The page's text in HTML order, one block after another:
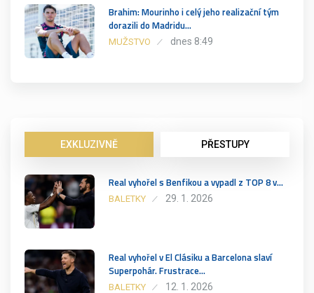
Brahim: Mourinho i celý jeho realizační tým
dorazili do Madridu…
MUŽSTVO dnes 8:49
EXKLUZIVNĚ PŘESTUPY
Real vyhořel s Benfikou a vypadl z TOP 8 v…
BALETKY 29. 1. 2026
Real vyhořel v El Clásiku a Barcelona slaví
Superpohár. Frustrace…
BALETKY 12. 1. 2026